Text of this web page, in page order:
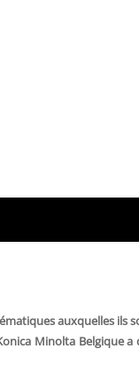
auxquelles ils
Minolta Belgique